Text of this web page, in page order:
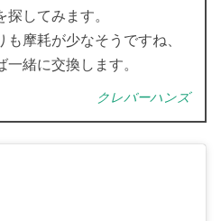
してみます。
も摩耗が少なそうですね、
緒に交換します。
クレバーハンズ